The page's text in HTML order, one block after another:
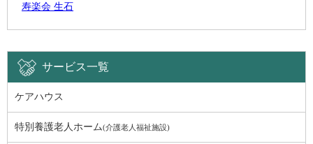
寿楽会 生石
サービス一覧
ケアハウス
特別養護老人ホーム(介護老人福祉施設)